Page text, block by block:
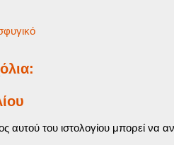
του ιστολογίου μπορεί να